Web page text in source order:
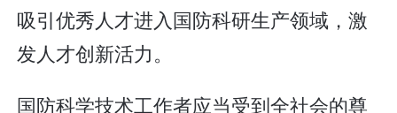
吸引优秀人才进入国防科研生产领域，激
发人才创新活力。
国防科学技术工作者应当受到全社会的尊